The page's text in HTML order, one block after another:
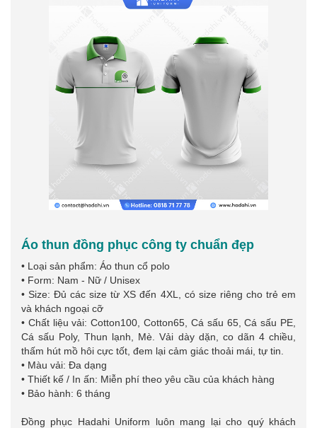
Áo thun đồng phục công ty chuẩn đẹp
• Loại sản phẩm: Áo thun cổ polo
• Form: Nam - Nữ / Unisex
• Size: Đủ các size từ XS đến 4XL, có size riêng cho trẻ em
và khách ngoại cỡ
• Chất liệu vải: Cotton100, Cotton65, Cá sấu 65, Cá sấu PE,
Cá sấu Poly, Thun lạnh, Mè. Vải dày dặn, co dãn 4 chiều,
thấm hút mồ hôi cực tốt, đem lại cảm giác thoải mái, tự tin.
• Màu vải: Đa dạng
• Thiết kế / In ấn: Miễn phí theo yêu cầu của khách hàng
• Bảo hành: 6 tháng
Đồng phục Hadahi Uniform luôn mang lại cho quý khách